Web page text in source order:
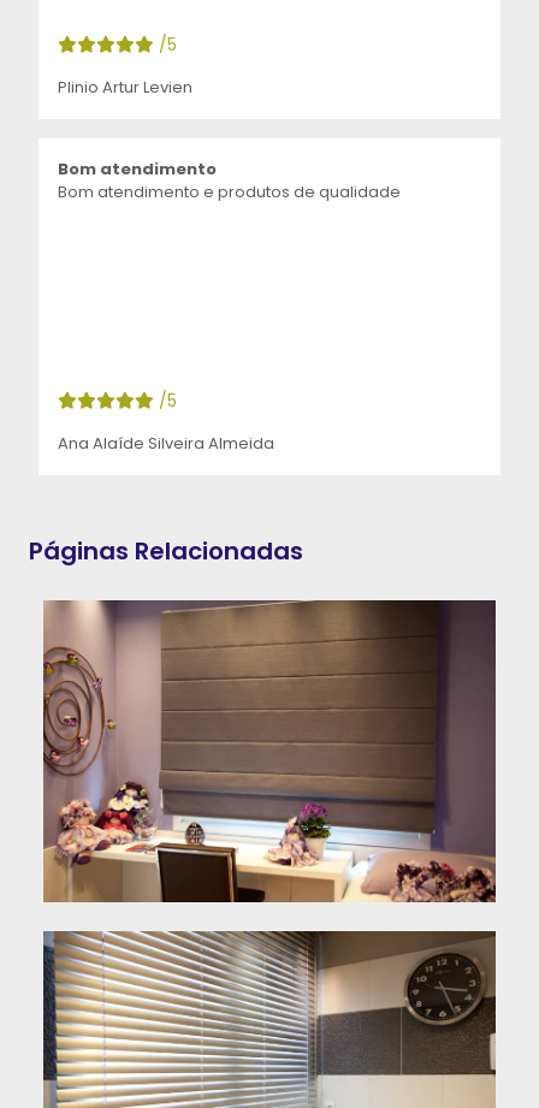
/5
Plinio Artur Levien
Bom atendimento
Bom atendimento e produtos de qualidade
/5
Ana Alaíde Silveira Almeida
Páginas Relacionadas